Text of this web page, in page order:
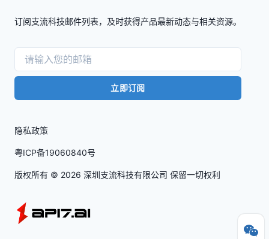
订阅支流科技邮件列表，及时获得产品最新动态与相关资源。
立即订阅
隐私政策
粤ICP备19060840号
版权所有 © 2026 深圳支流科技有限公司 保留一切权利